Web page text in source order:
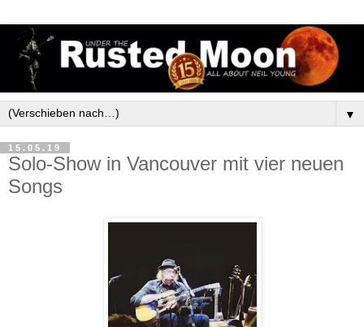
▼
15.05.19
Solo-Show in Vancouver mit vier neuen
Songs